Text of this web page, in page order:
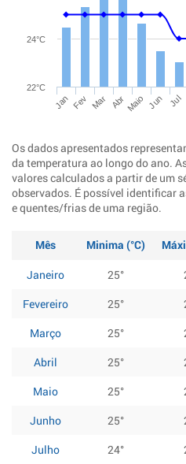
Jan Fev Mar Abr Maio Jun Jul
22°C
24°C
Os dados apresentados
da temperatura ao longo do ano.
valores calculados a partir de um
observados. É possível identificar
e quentes/frias de uma região.
Mês Minima (°C)
Janeiro
25°
Fevereiro
25°
Março
25°
Abril
25°
Maio
25°
Junho
25°
Julho
24°